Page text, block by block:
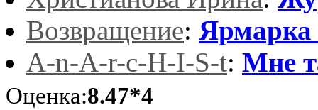
Возвращение: Ярмарка
A-n-A-r-c-H-I-S-t: Мне
Оценка:8.47*4